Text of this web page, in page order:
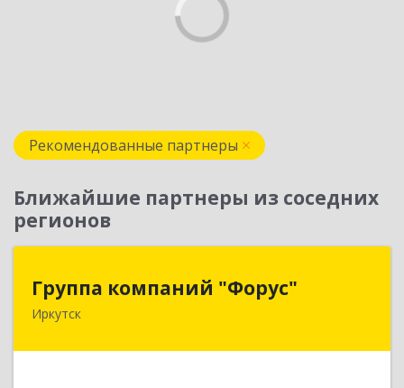
Рекомендованные партнеры
Ближайшие партнеры из соседних
регионов
Группа компаний "Форус"
Иркутск
Группа компаний "Форус"
664007, Иркутская обл, Иркутск г, Ямская ул,